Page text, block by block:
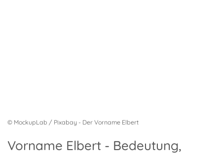
© MockupLab / Pixabay - Der Vorname Elbert
Vorname Elbert - Bedeutung,